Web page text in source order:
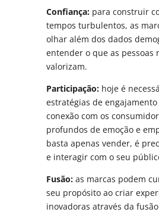
Confiança: para construir
tempos turbulentos, as
olhar além dos dados
entender o que as pessoas
valorizam.
Participação: hoje é
estratégias de
conexão com os
profundos de emoção e
basta apenas vender, é
e interagir com o seu
Fusão: as marcas podem
seu propósito ao criar
inovadoras através da